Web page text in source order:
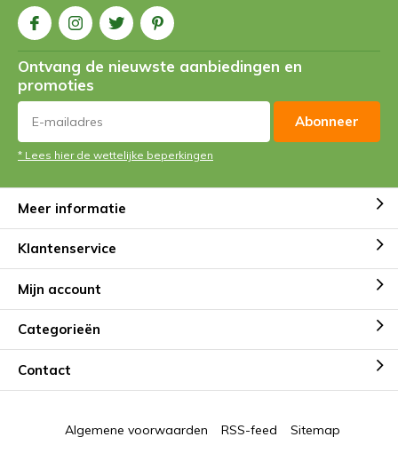
Ontvang de nieuwste aanbiedingen en
promoties
Abonneer
* Lees hier de wettelijke beperkingen
Meer informatie
Klantenservice
Mijn account
Categorieën
Contact
Algemene voorwaarden RSS-feed Sitemap